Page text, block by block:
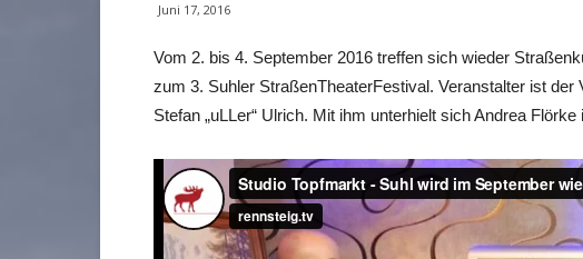
Juni 17, 2016
Vom 2. bis 4. September 2016 treffen sich wieder
zum 3. Suhler StraßenTheaterFestival. Veranstalter ist
Stefan „uLLer“ Ulrich. Mit ihm unterhielt sich Andrea